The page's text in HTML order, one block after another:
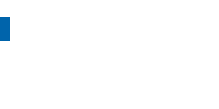
a Prefeitura Municipal de Coroatá